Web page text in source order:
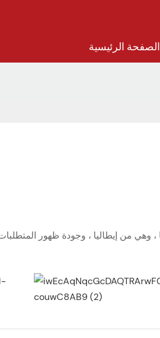
الصفحة الرئيسية